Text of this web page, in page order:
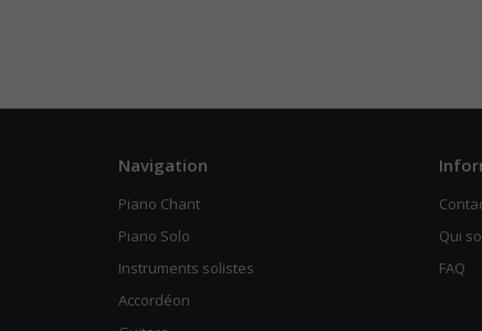
Navigation
Piano Chant
Piano Solo
Instruments solistes
Accordéon
Qui
FAQ